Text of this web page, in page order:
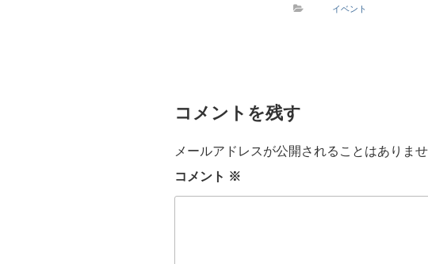
イベント
コメントを残す
メールアドレスが公開されることはありませ
コメント ※